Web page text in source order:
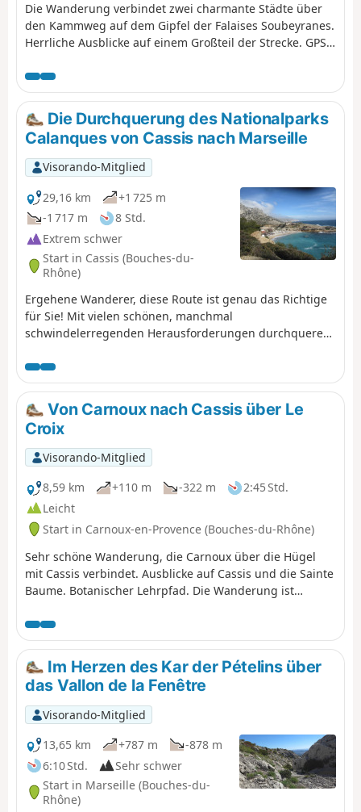
Die Wanderung verbindet zwei charmante Städte über
den Kammweg auf dem Gipfel der Falaises Soubeyranes.
Herrliche Ausblicke auf einem Großteil der Strecke. GPS
Die Durchquerung des Nationalparks
Calanques von Cassis nach Marseille
Visorando-Mitglied
29,16 km
+1 725 m
-1 717 m
8 Std.
Extrem schwer
Start in Cassis (Bouches-du-
Rhône)
Ergehene Wanderer, diese Route ist genau das Richtige
für Sie! Mit vielen schönen, manchmal
schwindelerregenden Herausforderungen durchqueren
Marseille von Ost nach West. Mit herrlichen Ausblicken:
Cap Canaille, dann die zahlreichen Calanques, darunter
die grün-blaue Calanque de Sugiton. Die kleinen Häfen
von Callelongue und Les Goudes heißen Sie willkommen,
bevor Sie nach vielen Kilometern den schwierigen
Aufstieg zum Col de Béouveyre in Angriff nehmen. Sie
befinden sich im Nationalpark Calanques, der
besonderen Vorschriften unterliegt. Bei Nichteinhaltung
dieser Vorschriften droht Ihnen eine Geldstrafe von bis
zu 1500 €.
Von Carnoux nach Cassis über Le
Croix
Visorando-Mitglied
8,59 km
+110 m -322 m
2:45 Std.
Leicht
Start in Carnoux-en-Provence (Bouches-du-Rhône)
Sehr schöne Wanderung, die Carnoux über die Hügel
mit Cassis verbindet. Ausblicke auf Cassis und die Sainte
Baume. Botanischer Lehrpfad. Die Wanderung ist
Im Herzen des Kar der Pételins über
das Vallon de la Fenêtre
Visorando-Mitglied
13,65 km
+787 m
-878 m
6:10 Std.
Sehr schwer
Start in Marseille (Bouches-du-
Rhône)